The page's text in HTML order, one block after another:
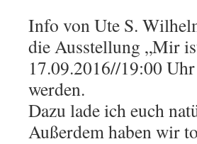
Info von Ute S.
die Ausstellung „Mir
17.09.2016//19:00
werden.
Dazu lade ich euch
Außerdem haben wir